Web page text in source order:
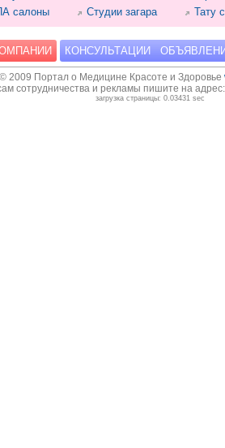
салоны Студии загара Тату
КОНСУЛЬТАЦИИ
2009 Портал о Медицине Красоте и Здоровье
сотрудничества и рекламы пишите на
загрузка страницы: 0.03431 sec